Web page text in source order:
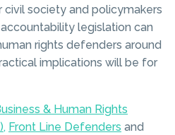
society and policymakers
legislation can
rights defenders around
implications will be for
& Human Rights
Front Line Defenders and